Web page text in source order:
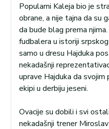
Popularni Kaleja bio je
obrane, a nije tajna da su
da bude blag prema
fudbalera u istoriji
samo u dresu Hajduka
nekadašnji
uprave Hajduka da
ekipi u derbiju jeseni.
Ovacije su dobili i svi
nekadašnji trener